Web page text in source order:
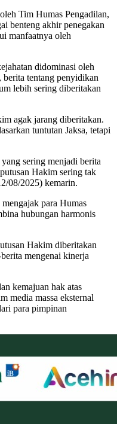
Tim Humas Pengadilan,
benteng akhir penegakan
manfaatnya oleh
didominasi oleh
tentang penyidikan
lebih sering diberitakan
agak jarang diberitakan.
tuntutan Jaksa, tetapi
sering menjadi berita
Hakim sering tak
08/2025) kemarin.
para Humas
hubungan harmonis
Hakim diberitakan
mengenai kinerja
kemajuan hak atas
media massa eksternal
para pimpinan